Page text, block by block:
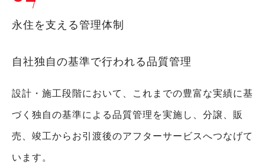
永住を支える管理体制
自社独自の基準で行われる品質管理
設計・施工段階において、これまでの豊富な実績に基
づく独自の基準による品質管理を実施し、分譲、販
売、竣工からお引渡後のアフターサービスへつなげて
います。